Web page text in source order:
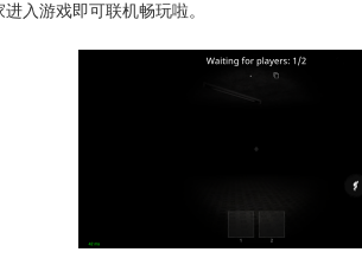
入游戏即可联机畅玩啦。